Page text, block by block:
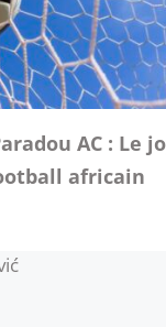
AC : Le
africain